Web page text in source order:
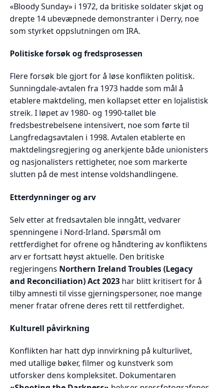
«Bloody Sunday» i 1972, da britiske soldater skjøt og
drepte 14 ubevæpnede demonstranter i Derry, noe
som styrket oppslutningen om IRA.
Politiske forsøk og fredsprosessen
Flere forsøk ble gjort for å løse konflikten politisk.
Sunningdale-avtalen fra 1973 hadde som mål å
etablere maktdeling, men kollapset etter en lojalistisk
streik. I løpet av 1980- og 1990-tallet ble
fredsbestrebelsene intensivert, noe som førte til
Langfredagsavtalen i 1998. Avtalen etablerte en
maktdelingsregjering og anerkjente både unionisters
og nasjonalisters rettigheter, noe som markerte
slutten på de mest intense voldshandlingene.
Etterdynninger og arv
Selv etter at fredsavtalen ble inngått, vedvarer
spenningene i Nord-Irland. Spørsmål om
rettferdighet for ofrene og håndtering av konfliktens
arv er fortsatt høyst aktuelle. Den britiske
regjeringens Northern Ireland Troubles (Legacy
and Reconciliation) Act 2023 har blitt kritisert for å
tilby amnesti til visse gjerningspersoner, noe mange
mener fratar ofrene deres rett til rettferdighet.
Kulturell påvirkning
Konflikten har hatt dyp innvirkning på kulturlivet,
med utallige bøker, filmer og kunstverk som
utforsker dens kompleksitet. Dokumentaren